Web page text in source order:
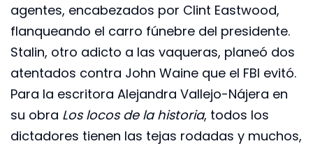
agentes, encabezados por Clint Eastwood,
flanqueando el carro fúnebre del presidente.
Stalin, otro adicto a las vaqueras, planeó dos
atentados contra John Waine que el FBI evitó.
Para la escritora Alejandra Vallejo-Nájera en
su obra Los locos de la historia, todos los
dictadores tienen las tejas rodadas y muchos,